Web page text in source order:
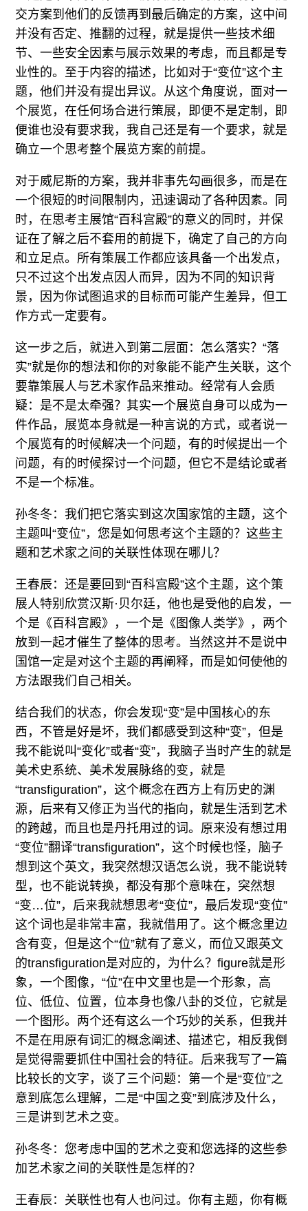
交方案到他们的反馈再到最后确定的方案，这中间
并没有否定、推翻的过程，就是提供一些技术细
节、一些安全因素与展示效果的考虑，而且都是专
业性的。至于内容的描述，比如对于“变位”这个主
题，他们并没有提出异议。从这个角度说，面对一
个展览，在任何场合进行策展，即便不是定制，即
便谁也没有要求我，我自己还是有一个要求，就是
确立一个思考整个展览方案的前提。
对于威尼斯的方案，我并非事先勾画很多，而是在
一个很短的时间限制内，迅速调动了各种因素。同
时，在思考主展馆“百科宫殿”的意义的同时，并保
证在了解之后不套用的前提下，确定了自己的方向
和立足点。所有策展工作都应该具备一个出发点，
只不过这个出发点因人而异，因为不同的知识背
景，因为你试图追求的目标而可能产生差异，但工
作方式一定要有。
这一步之后，就进入到第二层面：怎么落实？“落
实”就是你的想法和你的对象能不能产生关联，这个
要靠策展人与艺术家作品来推动。经常有人会质
疑：是不是太牵强？其实一个展览自身可以成为一
件作品，展览本身就是一种言说的方式，或者说一
个展览有的时候解决一个问题，有的时候提出一个
问题，有的时候探讨一个问题，但它不是结论或者
不是一个标准。
孙冬冬：我们把它落实到这次国家馆的主题，这个
主题叫“变位”，您是如何思考这个主题的？这些主
题和艺术家之间的关联性体现在哪儿？
王春辰：还是要回到“百科宫殿”这个主题，这个策
展人特别欣赏汉斯·贝尔廷，他也是受他的启发，一
个是《百科宫殿》，一个是《图像人类学》，两个
放到一起才催生了整体的思考。当然这并不是说中
国馆一定是对这个主题的再阐释，而是如何使他的
方法跟我们自己相关。
结合我们的状态，你会发现“变”是中国核心的东
西，不管是好是坏，我们都感受到这种“变”，但是
我不能说叫“变化”或者“变”，我脑子当时产生的就是
美术史系统、美术发展脉络的变，就是
“transfiguration”，这个概念在西方上有历史的渊
源，后来有又修正为当代的指向，就是生活到艺术
的跨越，而且也是丹托用过的词。原来没有想过用
“变位”翻译“transfiguration”，这个时候也怪，脑子
想到这个英文，我突然想汉语怎么说，我不能说转
型，也不能说转换，都没有那个意味在，突然想
“变…位”，后来我就想思考“变位”，最后发现“变位”
这个词也是非常丰富，我就借用了。这个概念里边
含有变，但是这个“位”就有了意义，而位又跟英文
的transfiguration是对应的，为什么？figure就是形
象，一个图像，“位”在中文里也是一个形象，高
位、低位、位置，位本身也像八卦的爻位，它就是
一个图形。两个还有这么一个巧妙的关系，但我并
不是在用原有词汇的概念阐述、描述它，相反我倒
是觉得需要抓住中国社会的特征。后来我写了一篇
比较长的文字，谈了三个问题：第一个是“变位”之
意到底怎么理解，二是“中国之变”到底涉及什么，
三是讲到艺术之变。
孙冬冬：您考虑中国的艺术之变和您选择的这些参
加艺术家之间的关联性是怎样的？
王春辰：关联性也有人也问过。你有主题，你有概